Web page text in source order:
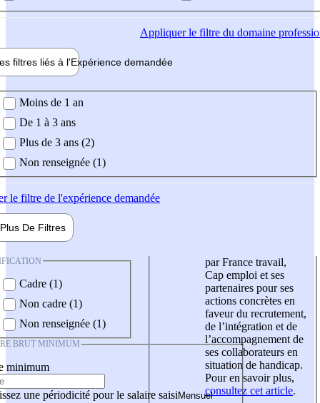
Appliquerle filtre du domaine
filtres liés à l'Expérience demandée
demandée
Moins de 1 an
De 1 à 3 ans
Plus de 3 ans (2)
Non renseignée (1)
le filtre de l'expérience demandée
Plus De Filtres
Cadre (1)
Non cadre (1)
Non renseignée (1)
BRUT MINIMUM
minimum
une périodicité pour le salaire saisi
par France travail,
Cap emploi et ses
partenaires pour ses
actions concrètes en
faveur du recrutement,
de l’intégration et de
l’accompagnement de
ses collaborateurs en
situation de handicap.
Pour en savoir plus,
consultez cet article.